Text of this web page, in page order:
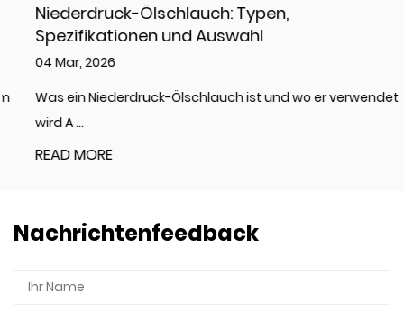
Niederdruck-Ölschlauch: Typen,
Spezifikationen und Auswahl
04 Mar, 2026
Was ein Niederdruck-Ölschlauch ist und wo er verwendet
wird A ...
READ MORE
Nachrichtenfeedback